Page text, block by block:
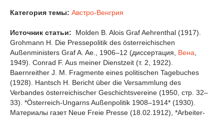
Категория темы: Австро-Венгрия
Источник статьи:
Molden B. Alois Graf Aehrenthal (1917).
Grohmann H. Die Pressepolitik des österreichischen
Außenministers Graf A. Ae., 1906–12 (диссертация, Вена
1949). Conrad F. Aus meiner Dienstzeit (т. 2, 1922).
Baernreither J. M. Fragmente eines politischen Tagebuches
(1928). Hantsch H. Bericht über die Versammlung des
Verbandes österreichischer Geschichtsvereine (1950, стр. 32–
33). *Österreich-Ungarns Außenpolitik 1908–1914* (1930).
Материалы газет Neue Freie Presse (18.02.1912), *Arbeiter-